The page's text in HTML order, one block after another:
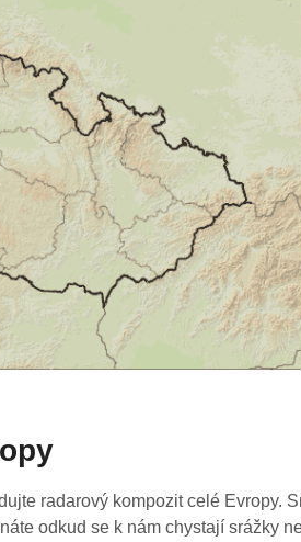
radarový kompozit celé Evropy.
odkud se k nám chystají srážky